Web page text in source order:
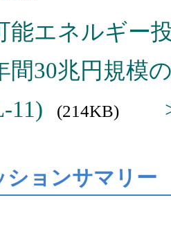
能エネルギー
間30兆円規模
11)
(214KB) >>
ションサマリー